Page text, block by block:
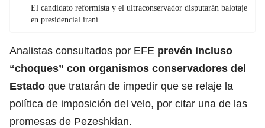
El candidato reformista y el ultraconservador disputarán balotaje
en presidencial iraní
Analistas consultados por EFE prevén incluso
“choques” con organismos conservadores del
Estado que tratarán de impedir que se relaje la
política de imposición del velo, por citar una de las
promesas de Pezeshkian.